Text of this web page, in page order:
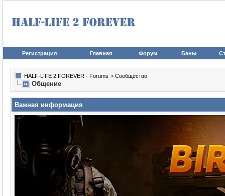
Регистрация Главная Форум Баны
HALF-LIFE 2 FOREVER - Forums > Сообщество
Общение
Важная информация